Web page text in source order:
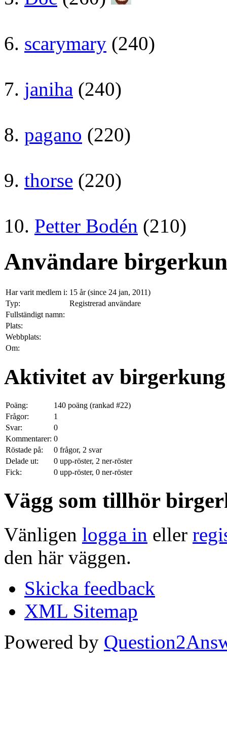
6. scarymary (240)
7. janiha (240)
8. pagano (220)
9. thorse (220)
10. Petter Bodén (210)
Användare
Har varit medlem i: 15 år (since 24 jan, 2011)
Typ:
Registrerad användare
Fullständigt namn:
Plats:
Webbplats:
Om:
Aktivitet av birgerkung
Poäng: 140 poäng (rankad #22)
Frågor:
1
Svar:
0
Kommentarer: 0
Röstade på:
0 frågor, 2 svar
Delade ut:
0 upp-röster, 2 ner-röster
Fick:
0 upp-röster, 0 ner-röster
Vägg som tillhör
Vänligen logga in eller
den här väggen.
Skicka feedback
XML Sitemap
Powered by